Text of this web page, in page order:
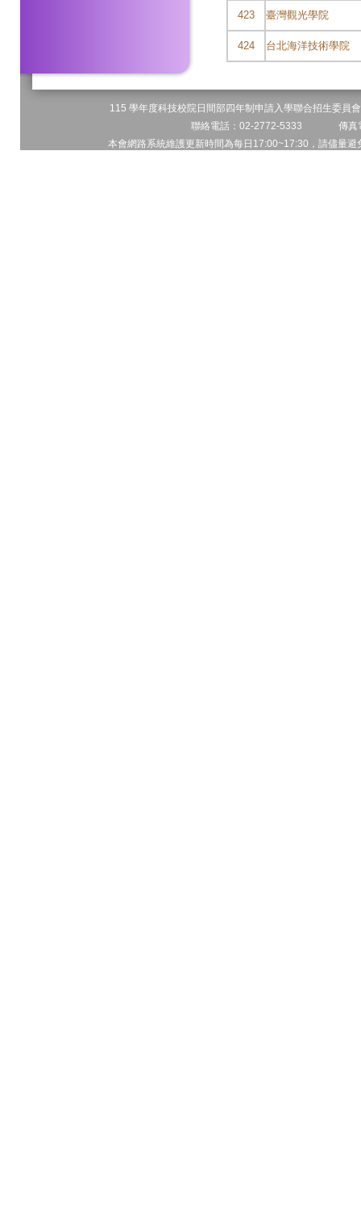
423 臺灣觀光學院
424 台北海洋技術學院
115 學年度科技校院日間部四年制申請入學聯合招生委
聯絡電話：02-2772-5333 傳
本會網路系統維護更新時間為每日17:00~17:30，請儘量